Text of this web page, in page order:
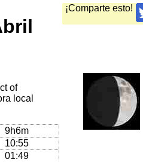
¡Comparte esto!
of
local
9h6m
10:55
01:49